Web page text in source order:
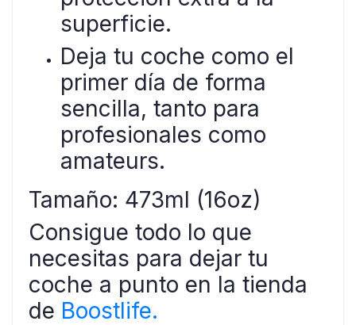
superficie.
Deja tu coche como el
primer día de forma
sencilla, tanto para
profesionales como
amateurs.
Tamaño: 473ml (16oz)
Consigue todo lo que
necesitas para dejar tu
coche a punto en la tienda
de Boostlife.